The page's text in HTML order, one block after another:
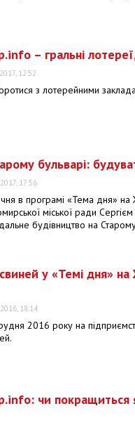
– гральні лотереї,
12:52
з лотерейними
бульварі:
17:56
в програмі «Тема дня» на
міської ради
будівництво на
у «Темі дня»
18:14
2016 року на
чи покращиться